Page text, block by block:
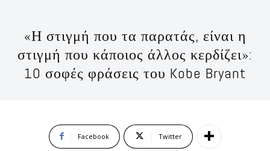
«Η στιγμή που τα παρατάς, είναι η
στιγμή που κάποιος άλλος κερδίζει»:
10 σοφές φράσεις του Kobe Bryant
Facebook Twitter